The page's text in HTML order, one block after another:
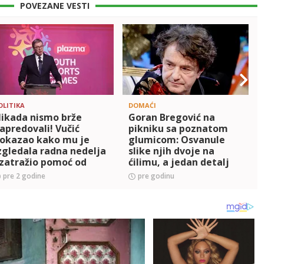
POVEZANE VESTI
nismo brže
Vučić
kako mu je
radna nedelja
pomoć od
Da izguramo
još ove četiri godine
pre 2 godine
DOMAĆI
Goran Bregović na
pikniku sa poznatom
glumicom: Osvanule
slike njih dvoje na
ćilimu, a jedan detalj
na njoj će vas ostaviti
bez teksta (FOTO)
pre godinu